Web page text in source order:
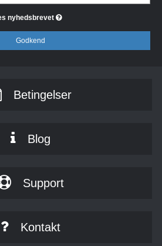
nyhedsbrevet
Godkend
Betingelser
Blog
Support
Kontakt